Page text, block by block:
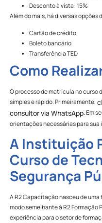
Desconto à vista: 15%
Além do mais, há diversas opções
Cartão de crédito
Boleto bancário
Transferência TED
Como
O processo de matrícula no curso
simples e rápido. Primeiramente,
consultor via WhatsApp. Em
orientações necessárias para sua
A Instituição
Curso de
Segurança
A R2 Capacitação nasceu de
modo semelhante à R2 Formação
experiência para o setor de